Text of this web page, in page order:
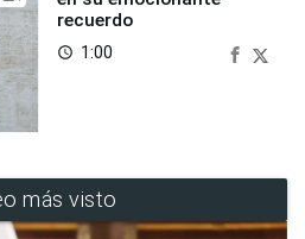
recuerdo
access_time 1:00
más visto